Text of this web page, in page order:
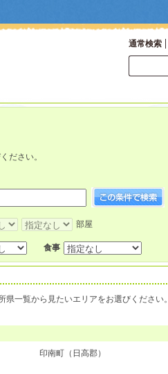
通常検索
ださい。
部屋
食事
一覧から見たいエリアをお選びください。
印南町（日高郡）